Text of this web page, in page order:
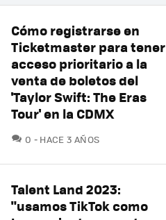
Cómo registrarse en
Ticketmaster para tener
acceso prioritario a la
venta de boletos del
'Taylor Swift: The Eras
Tour' en la CDMX
0 COMENTARIOS
HACE 3 AÑOS
Talent Land 2023:
"usamos TikTok como